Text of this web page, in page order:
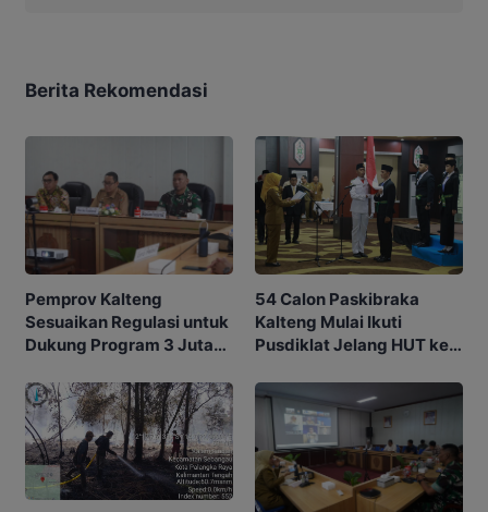
Berita Rekomendasi
Pemprov Kalteng
Sesuaikan Regulasi untuk
Dukung Program 3 Juta
54 Calon Paskibraka
Kalteng Mulai Ikuti
Pusdiklat Jelang HUT ke-